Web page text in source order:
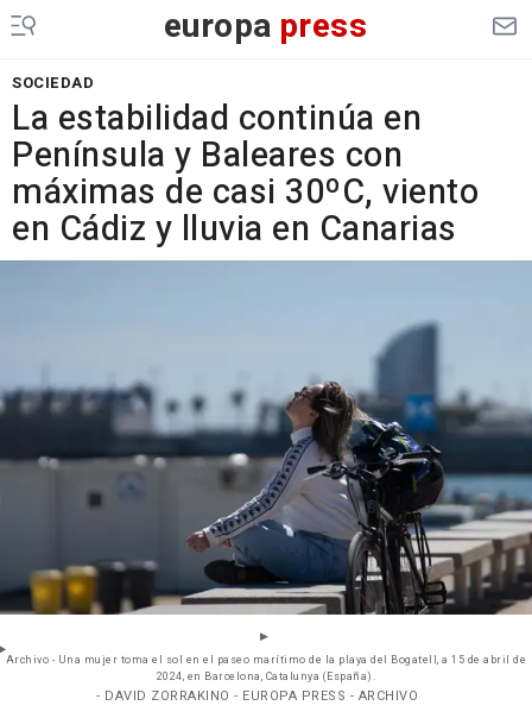
europa press
SOCIEDAD
La estabilidad continúa en
Península y Baleares con
máximas de casi 30ºC, viento
en Cádiz y lluvia en Canarias
Archivo - Una mujer toma el sol en el paseo marítimo de la playa del Bogatell, a 15 de abril de
2024, en Barcelona, Catalunya (España).
- DAVID ZORRAKINO - EUROPA PRESS - ARCHIVO